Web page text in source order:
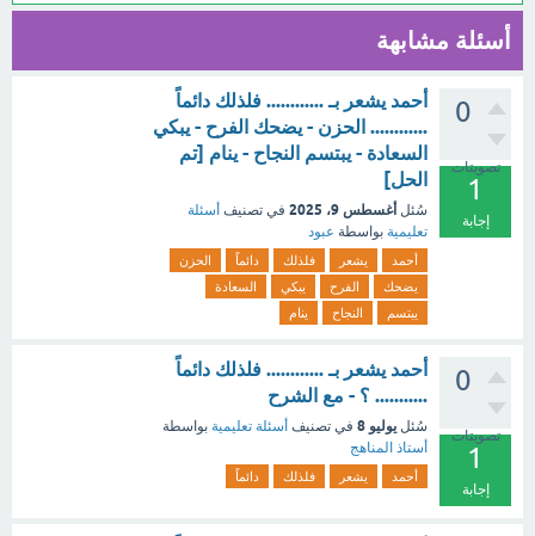
أسئلة مشابهة
0
تصويتات
1
إجابة
أحمد يشعر بـ ............ فلذلك دائماً
............ الحزن - يضحك الفرح - يبكي
السعادة - يبتسم النجاح - ينام [تم
الحل]
سُئل أغسطس 9، 2025 في تصنيف أسئلة
تعليمية بواسطة عبود
أحمد يشعر فلذلك دائماً
الحزن
يضحك
الفرح يبكي
السعادة
يبتسم
النجاح ينام
0
تصويتات
1
إجابة
أحمد يشعر بـ ............ فلذلك دائماً
........... ؟ - مع الشرح
سُئل يوليو 8 في تصنيف أسئلة تعليمية بواسطة
أستاذ المناهج
أحمد يشعر فلذلك دائماً